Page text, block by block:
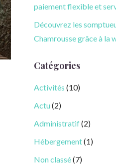
paiement flexible et
Découvrez les
Chamrousse grâce à la
Catégories
Activités (10)
Actu(2)
Administratif(2)
Hébergement(1)
Non classé(7)